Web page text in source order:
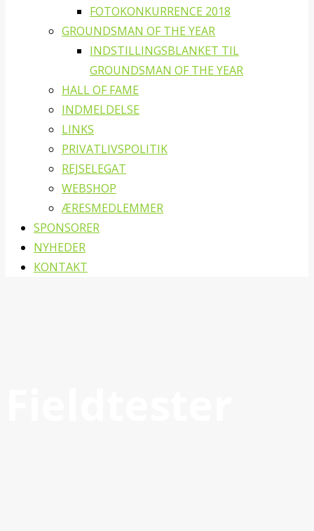
FOTOKONKURRENCE 2018
GROUNDSMAN OF THE YEAR
INDSTILLINGSBLANKET TIL
GROUNDSMAN OF THE YEAR
HALL OF FAME
INDMELDELSE
LINKS
PRIVATLIVSPOLITIK
REJSELEGAT
WEBSHOP
ÆRESMEDLEMMER
SPONSORER
NYHEDER
KONTAKT